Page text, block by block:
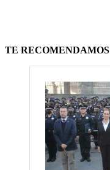
TE RECOMENDAMOS